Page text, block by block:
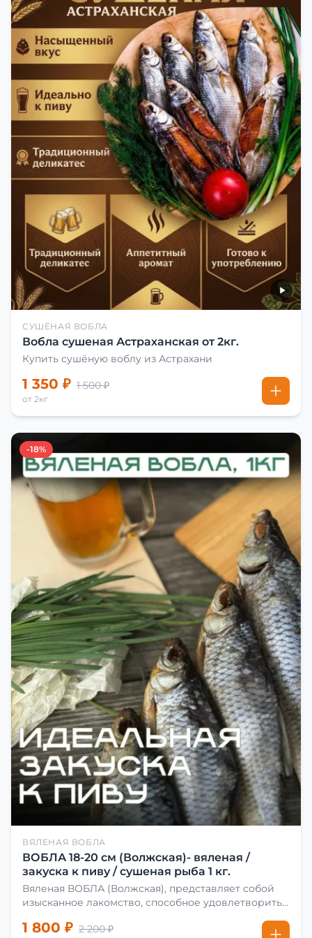
СУШЁНАЯ ВОБЛА
Вобла сушеная Астраханская от 2кг.
Купить сушёную воблу из Астрахани
1 350 ₽ 1 500 ₽
от 2кг
-18%
ВЯЛЕНАЯ ВОБЛА
ВОБЛА 18-20 см (Волжская)- вяленая /
закуска к пиву / сушеная рыба 1 кг.
Вяленая ВОБЛА (Волжская), представляет собой
изысканное лакомство, способное удовлетворить
сделать вяленую воблу, её сначала хорошо солят.
1 800 ₽ 2 200 ₽